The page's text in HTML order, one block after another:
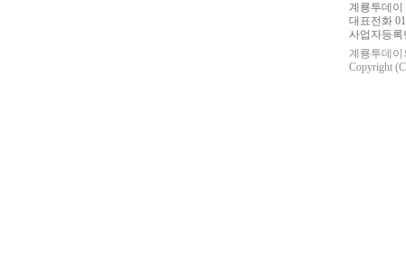
계룡투데이
대표전화
사업자등록
계룡투데이
Copyright